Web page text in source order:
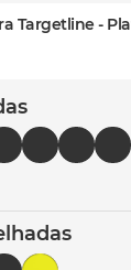
Targetline -